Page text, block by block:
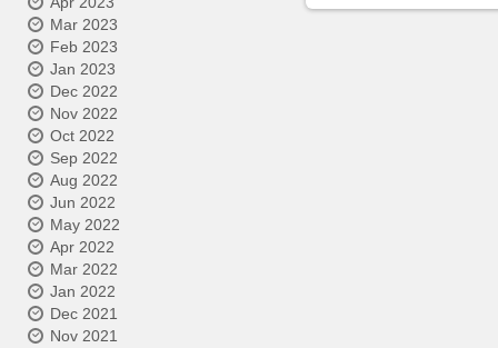
Mar 2023
Feb 2023
Jan 2023
Dec 2022
Nov 2022
Oct 2022
Sep 2022
Aug 2022
Jun 2022
May 2022
Apr 2022
Mar 2022
Jan 2022
Dec 2021
Nov 2021